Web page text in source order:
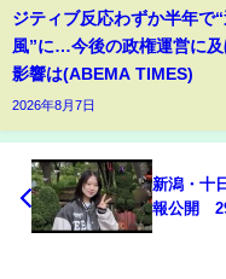
ジティブ反応わずか半年で
風”に…今後の政権運営に
影響は(ABEMA TIMES)
2026年8月7日
新潟・十
報公開